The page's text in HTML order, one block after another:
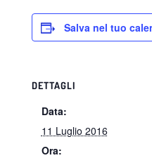
Salva nel tuo
DETTAGLI
Data:
11 Luglio 2016
Ora: